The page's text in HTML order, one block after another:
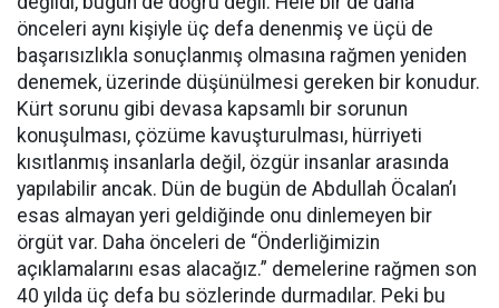
önceleri aynı kişiyle üç defa denenmiş ve üçü de
başarısızlıkla sonuçlanmış olmasına rağmen yeniden
denemek, üzerinde düşünülmesi gereken bir konudur.
Kürt sorunu gibi devasa kapsamlı bir sorunun
konuşulması, çözüme kavuşturulması, hürriyeti
kısıtlanmış insanlarla değil, özgür insanlar arasında
yapılabilir ancak. Dün de bugün de Abdullah Öcalan’ı
esas almayan yeri geldiğinde onu dinlemeyen bir
örgüt var. Daha önceleri de “Önderliğimizin
açıklamalarını esas alacağız.” demelerine rağmen son
40 yılda üç defa bu sözlerinde durmadılar. Peki bu